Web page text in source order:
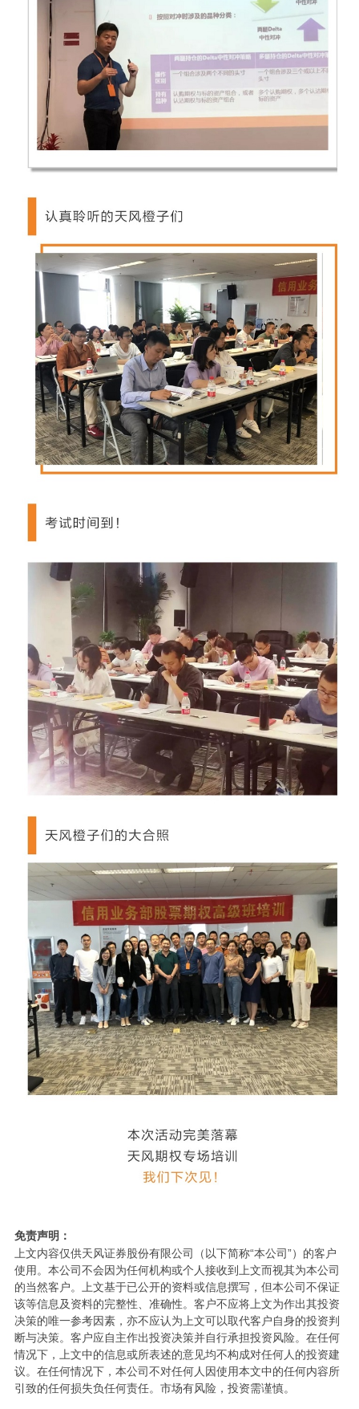
免责声明：
上文内容仅供天风证券股份有限公司（以下简称“本公司”）的客户
使用。本公司不会因为任何机构或个人接收到上文而视其为本公司
的当然客户。上文基于已公开的资料或信息撰写，但本公司不保证
该等信息及资料的完整性、准确性。客户不应将上文为作出其投资
决策的唯一参考因素，亦不应认为上文可以取代客户自身的投资判
断与决策。客户应自主作出投资决策并自行承担投资风险。在任何
情况下，上文中的信息或所表述的意见均不构成对任何人的投资建
议。在任何情况下，本公司不对任何人因使用本文中的任何内容所
引致的任何损失负任何责任。市场有风险，投资需谨慎。